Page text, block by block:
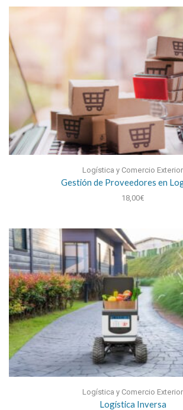
Logística y Comercio Exterior
Gestión de Proveedores en
18,00€
Logística y Comercio Exterior
Logística Inversa